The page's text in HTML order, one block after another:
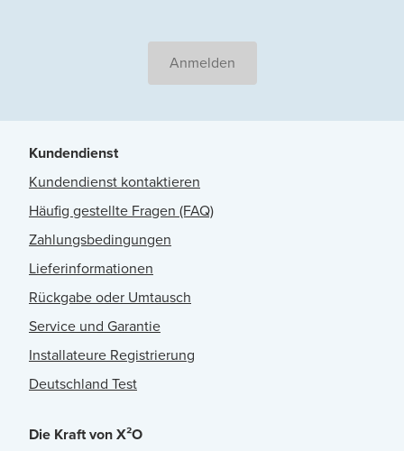
Anmelden
Kundendienst
Kundendienst kontaktieren
Häufig gestellte Fragen (FAQ)
Zahlungsbedingungen
Lieferinformationen
Rückgabe oder Umtausch
Service und Garantie
Installateure Registrierung
Deutschland Test
Die Kraft von X²O